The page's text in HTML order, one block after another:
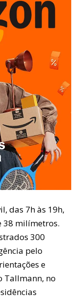
das 7h às 19h,
38 milímetros.
300
pelo
e
Tallmann, no